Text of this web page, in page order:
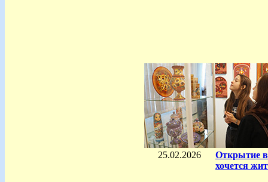
25.02.2026
Открытие
хочется